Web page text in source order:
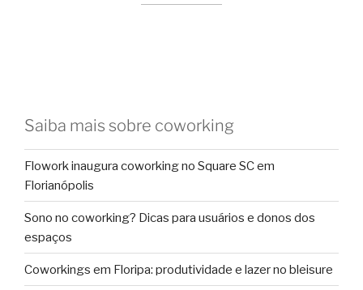
Saiba mais sobre coworking
Flowork inaugura coworking no Square SC em
Florianópolis
Sono no coworking? Dicas para usuários e donos dos
espaços
Coworkings em Floripa: produtividade e lazer no bleisure